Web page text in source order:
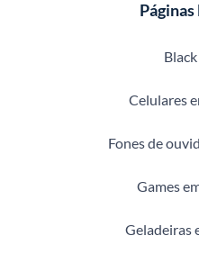
Celulares
Fones de
Games
Geladeiras